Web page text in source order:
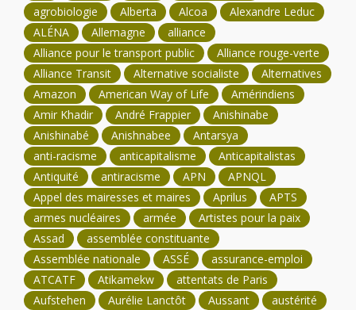
agrobiologie
Alberta Alcoa
Alexandre Leduc
ALÉNA
Allemagne
alliance
Alliance pour le transport public
Alliance rouge-verte
Alliance Transit
Alternative socialiste
Alternatives
Amazon
American Way of Life
Amérindiens
Amir Khadir
André Frappier
Anishinabe
Anishinabé
Anishnabee
Antarsya
anti-racisme
anticapitalisme
Anticapitalistas
Antiquité
antiracisme APN
APNQL
Appel des mairesses et maires
Aprilus
APTS
armes nucléaires
armée
Artistes pour la paix
Assad
assemblée constituante
Assemblée nationale
ASSÉ
assurance-emploi
ATCATF
Atikamekw
attentats de Paris
Aufstehen
Aurélie Lanctôt Aussant austérité